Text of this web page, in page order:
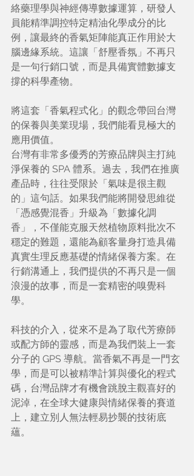
絡藥理學與神經傳導數據運算，研發人
員能精準調控特定精油化學成分的比
例，讓最終的香氣矩陣能真正作用於大
腦邊緣系統。這讓「舒壓香氛」不再只
是一句行銷口號，而是具備實體數據支
撐的科學產物。
將這套「香氣程式化」的觀念帶回台灣
的保養與美業現場，我們能看見極大的
應用價值。
台灣有非常多優秀的芳療品牌與主打純
淨保養的 SPA 體系。過去，我們在推廣
產品時，往往受限於「氣味是很主觀
的」這句話。如果我們能將開發思維從
「憑感覺混香」升級為「數據化調
香」，不僅能克服天然植物原料批次不
穩定的難題，還能為顧客量身打造具備
真實生理反應基礎的情緒保養方案。在
行銷溝通上，我們提供的不再只是一個
浪漫的故事，而是一套精密的嗅覺科
學。
科技的介入，從來不是為了取代芳療師
或配方師的靈感，而是為我們裝上一套
分子的 GPS 導航。當香氣不再是一門玄
學，而是可以被精準計算與優化的程式
碼，台灣品牌才有機會跳脫主觀喜好的
泥淖，在全球大健康與情緒保養的賽道
上，建立別人無法輕易抄襲的技術底
蘊。